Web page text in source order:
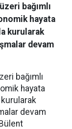
bağımlı
hayata
kurularak
devam
bağımlı
hayata
kurularak
devam